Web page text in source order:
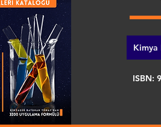
Kimya
ISBN: